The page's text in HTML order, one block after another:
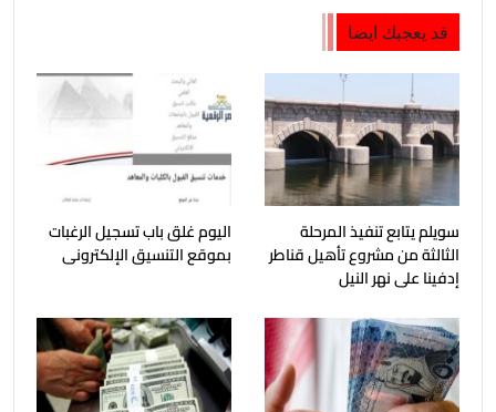
قد يعجبك ايضا
سويلم يتابع تنفيذ المرحلة
الثالثة من مشروع تأهيل قناطر
إدفينا على نهر النيل
اليوم غلق باب تسجيل الرغبات
بموقع التنسيق الإلكترونى